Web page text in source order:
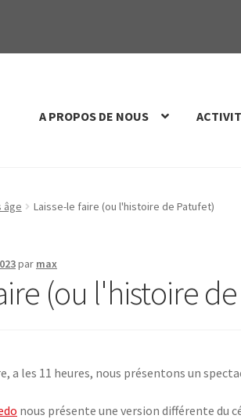
A PROPOS DE NOUS
âge Laisse-le faire (ou l'histoire de Patufet)
par max
(ou l'histoire
a les 11 heures, nous présentons un
nous présente une version différente du